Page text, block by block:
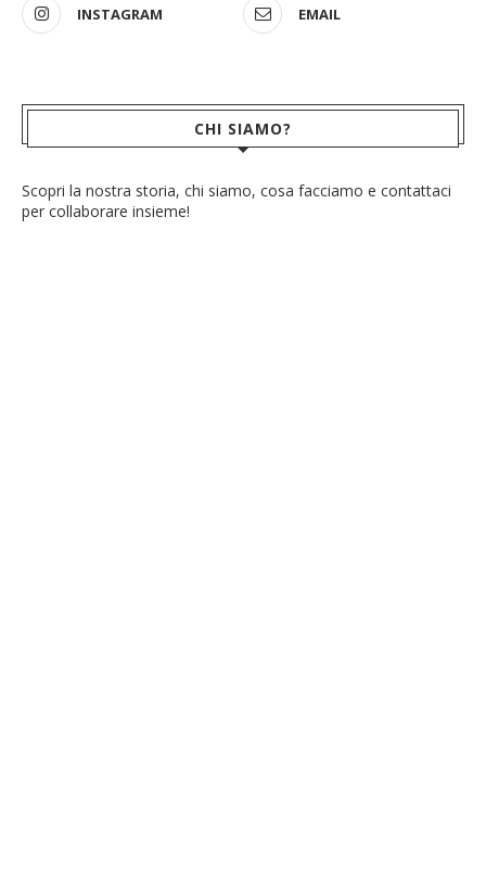
INSTAGRAM EMAIL
CHI SIAMO?
Scopri la nostra storia, chi siamo, cosa facciamo e contattaci
per collaborare insieme!